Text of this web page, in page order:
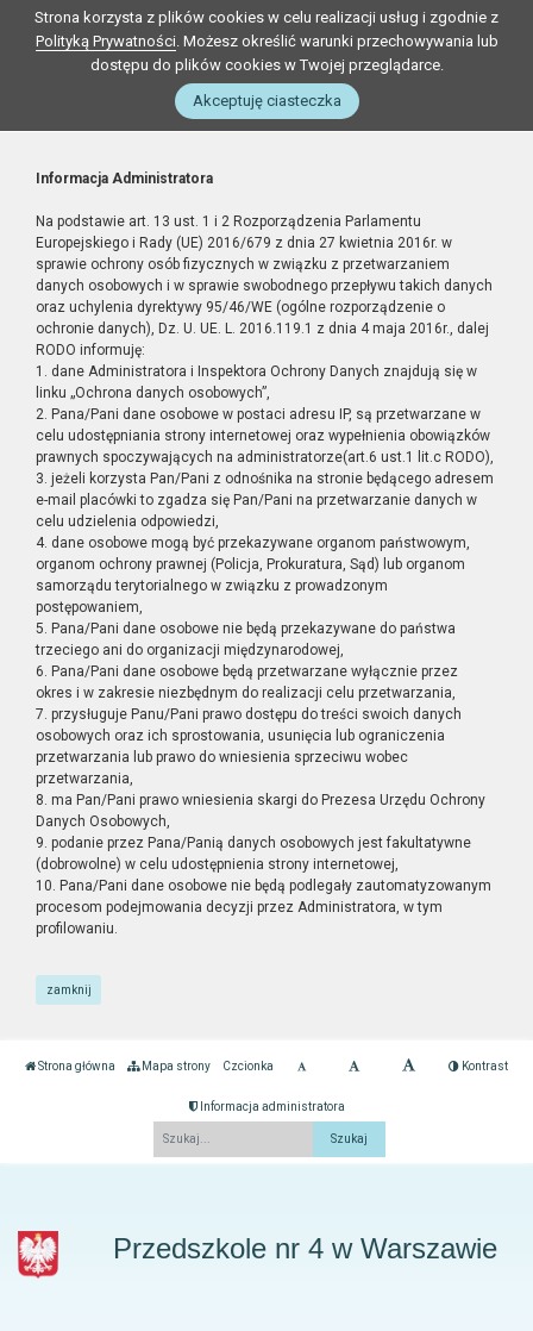
Strona korzysta z plików cookies w celu realizacji usług i zgodnie z
Polityką Prywatności. Możesz określić warunki przechowywania lub
dostępu do plików cookies w Twojej przeglądarce.
Akceptuję ciasteczka
Informacja Administratora
Na podstawie art. 13 ust. 1 i 2 Rozporządzenia Parlamentu
Europejskiego i Rady (UE) 2016/679 z dnia 27 kwietnia 2016r. w
sprawie ochrony osób fizycznych w związku z przetwarzaniem
danych osobowych i w sprawie swobodnego przepływu takich danych
oraz uchylenia dyrektywy 95/46/WE (ogólne rozporządzenie o
ochronie danych), Dz. U. UE. L. 2016.119.1 z dnia 4 maja 2016r., dalej
RODO informuję:
1. dane Administratora i Inspektora Ochrony Danych znajdują się w
linku „Ochrona danych osobowych”,
2. Pana/Pani dane osobowe w postaci adresu IP, są przetwarzane w
celu udostępniania strony internetowej oraz wypełnienia obowiązków
prawnych spoczywających na administratorze(art.6 ust.1 lit.c RODO),
3. jeżeli korzysta Pan/Pani z odnośnika na stronie będącego adresem
e-mail placówki to zgadza się Pan/Pani na przetwarzanie danych w
celu udzielenia odpowiedzi,
4. dane osobowe mogą być przekazywane organom państwowym,
organom ochrony prawnej (Policja, Prokuratura, Sąd) lub organom
samorządu terytorialnego w związku z prowadzonym
postępowaniem,
5. Pana/Pani dane osobowe nie będą przekazywane do państwa
trzeciego ani do organizacji międzynarodowej,
6. Pana/Pani dane osobowe będą przetwarzane wyłącznie przez
okres i w zakresie niezbędnym do realizacji celu przetwarzania,
7. przysługuje Panu/Pani prawo dostępu do treści swoich danych
osobowych oraz ich sprostowania, usunięcia lub ograniczenia
przetwarzania lub prawo do wniesienia sprzeciwu wobec
przetwarzania,
8. ma Pan/Pani prawo wniesienia skargi do Prezesa Urzędu Ochrony
Danych Osobowych,
9. podanie przez Pana/Panią danych osobowych jest fakultatywne
(dobrowolne) w celu udostępnienia strony internetowej,
10. Pana/Pani dane osobowe nie będą podlegały zautomatyzowanym
procesom podejmowania decyzji przez Administratora, w tym
profilowaniu.
zamknij
Strona główna Mapa strony Czcionka Kontrast
Informacja administratora
Przedszkole nr 4 w Warszawie